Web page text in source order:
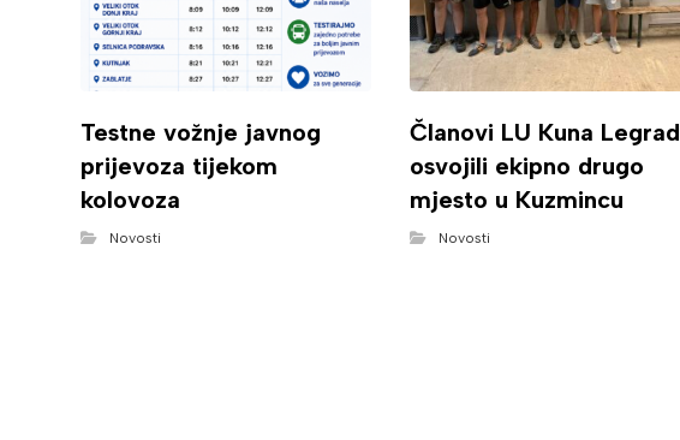
Testne vožnje javnog
prijevoza tijekom
kolovoza
Novosti
Članovi LU Kuna Legrad
osvojili ekipno drugo
mjesto u Kuzmincu
Novosti